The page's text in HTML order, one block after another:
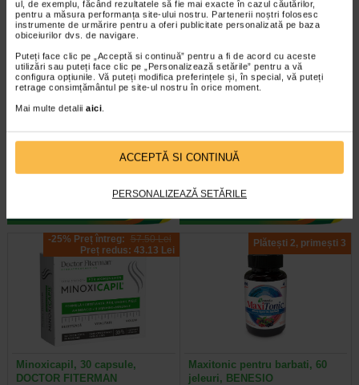
ul, de exemplu, făcând rezultatele să fie mai exacte în cazul căutărilor,
pentru a măsura performanța site-ului nostru. Partenerii noștri folosesc
instrumente de urmărire pentru a oferi publicitate personalizată pe baza
obiceiurilor dvs. de navigare.
Puteți face clic pe „Acceptă si continuă” pentru a fi de acord cu aceste
utilizări sau puteți face clic pe „Personalizează setările” pentru a vă
configura opțiunile. Vă puteți modifica preferințele și, în special, vă puteți
retrage consimțământul pe site-ul nostru în orice moment.
Mai multe detalii aici.
ACCEPTĂ SI CONTINUĂ
PERSONALIZEAZĂ SETĂRILE
metilen, 20 comprimate de…
Septosol cu albastru de metilen
este un supliment alimentar cu
la reducerea oboselii si extenuarii,
-25% Preț întreg: 57.50 Lei
Preț redus: 43.13 Lei
Minoxicapil, 30 capsule,
DOCTOR FITERMAN
Plătești 2, primești 3
Maxitonic pentru barbati, 60
jeleuri, BENESIO